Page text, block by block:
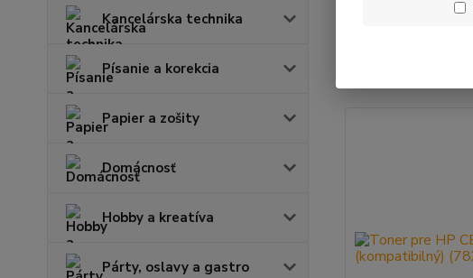
Kancelárska technika
Písanie a korekcia
Papier a zošity
Domácnosť
Hobby a kreatíva
Párty, oslavy a gastro